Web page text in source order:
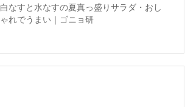
白なすと水なすの夏真っ盛りサラダ・おし
ゃれでうまい｜ゴニョ研